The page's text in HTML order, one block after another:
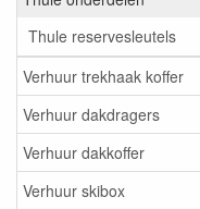
Thule reservesleutels
Verhuur trekhaak koffer
Verhuur dakdragers
Verhuur dakkoffer
Verhuur skibox